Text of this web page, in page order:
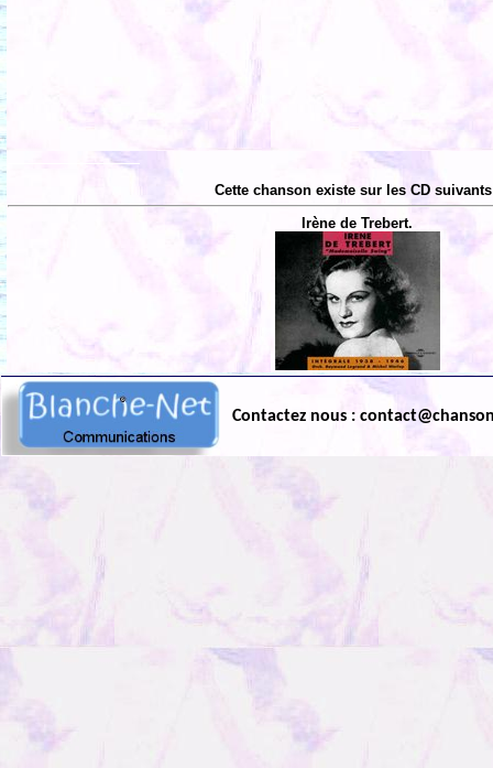
Cette chanson existe sur les CD
Irène de Trebert.
Contactez nous :